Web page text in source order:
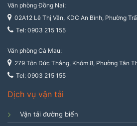
Văn phòng Đồng Nai:
02A12 Lê Thị Vân, KDC An Bình, Phường
Tel: 0903 215 155
Văn phòng Cà Mau:
279 Tôn Đức Thắng, Khóm 8, Phường Tân
Tel: 0903 215 155
Dịch vụ vận tải
Vận tải đường biển